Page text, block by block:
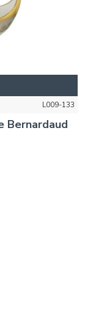
L009-133
Bernardaud